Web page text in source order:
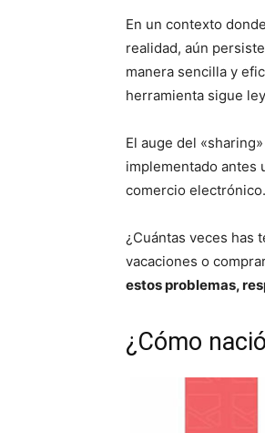
En un contexto
realidad, aún
manera sencilla y
herramienta sigue
El auge del
implementado antes
comercio electrónico.
¿Cuántas veces has
vacaciones o
estos problemas,
¿Cómo